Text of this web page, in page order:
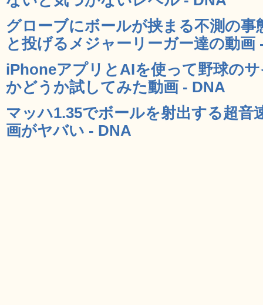
グローブにボールが挟まる不測の
と投げるメジャーリーガー達の動画
iPhoneアプリとAIを使って野球の
かどうか試してみた動画 - DNA
マッハ1.35でボールを射出する超音
画がヤバい - DNA